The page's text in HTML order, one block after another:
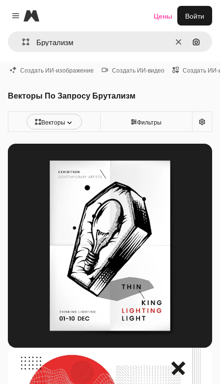
Close menu
Magnific
ОчиститьПоиск
Цены Войти
Создать ИИ-изображение Создать ИИ-видео Создать ИИ-
Векторы По Запросу Брутализм
Векторы Фильтры